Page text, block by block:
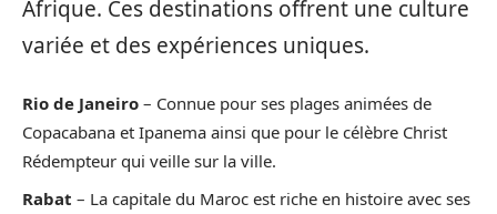
Afrique. Ces destinations offrent une culture
variée et des expériences uniques.
Rio de Janeiro – Connue pour ses plages animées de
Copacabana et Ipanema ainsi que pour le célèbre Christ
Rédempteur qui veille sur la ville.
Rabat – La capitale du Maroc est riche en histoire avec ses